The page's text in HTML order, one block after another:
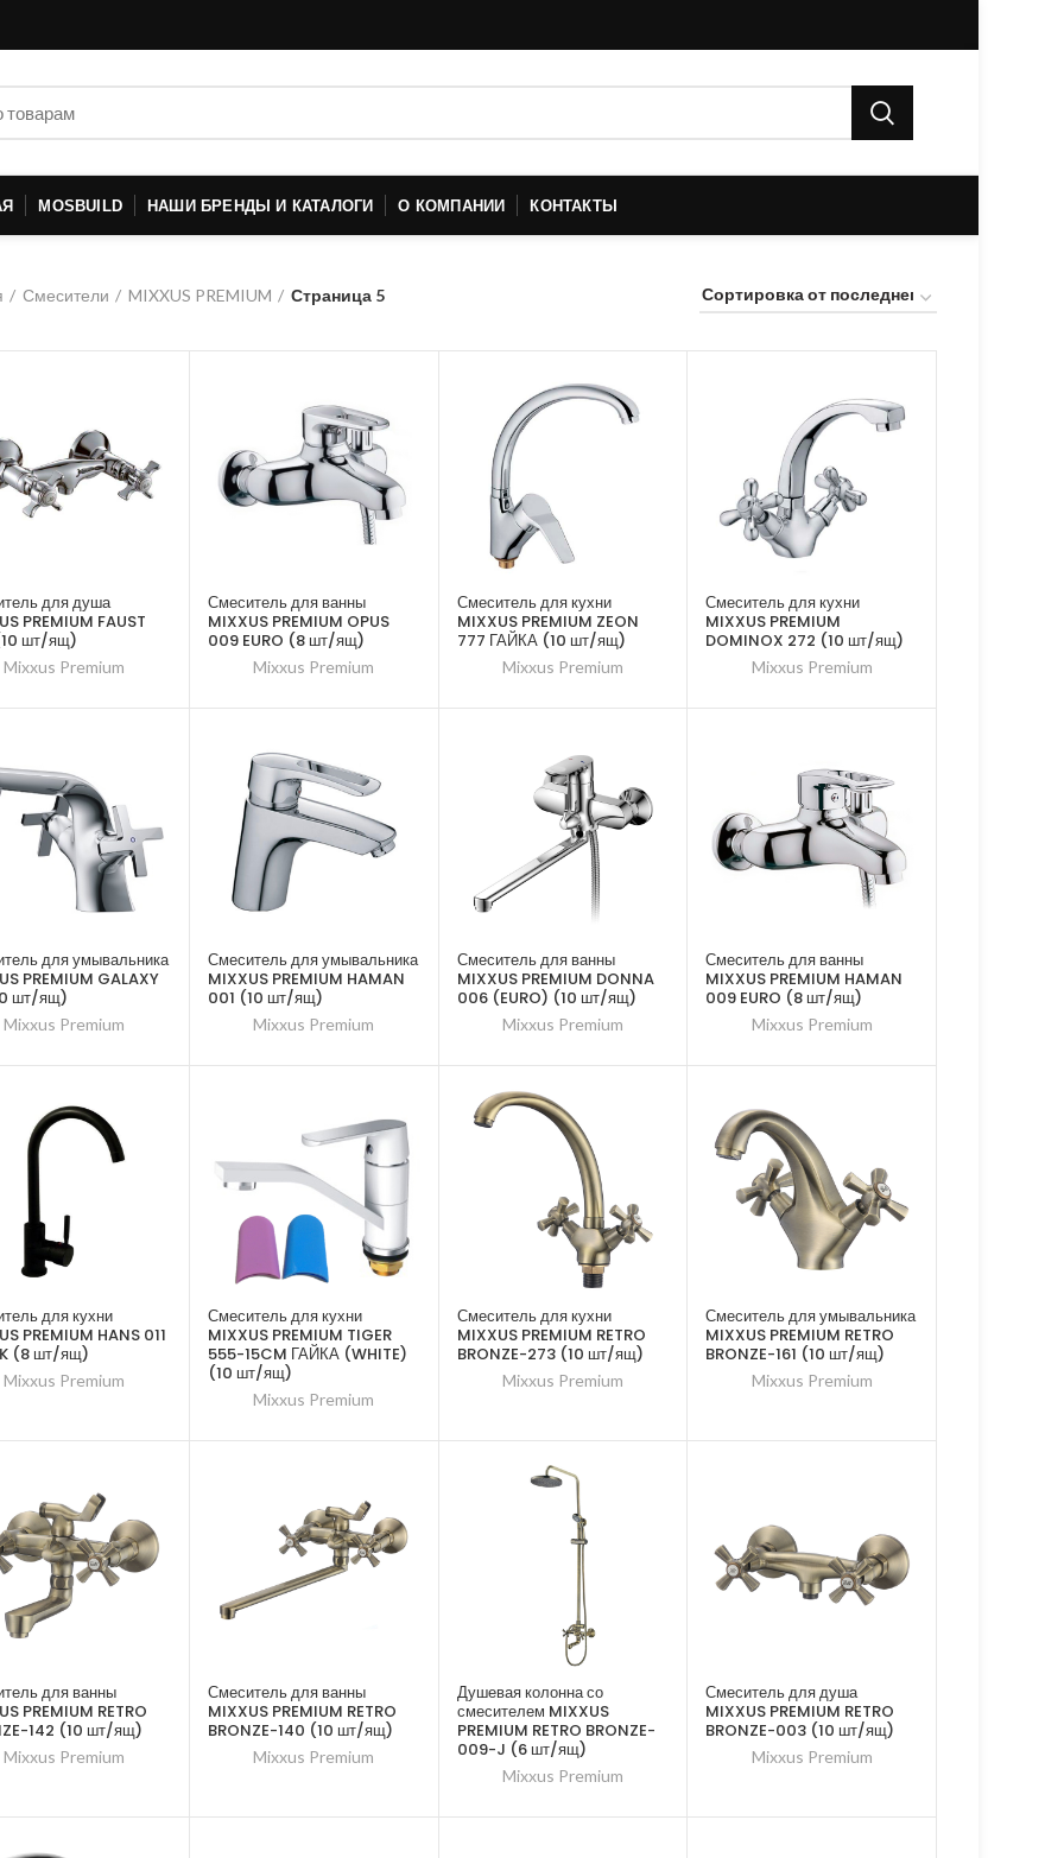
MOSBUILD НАШИ БРЕНДЫ И КАТАЛОГИ О КОМПАНИИ КОНТАКТЫ
Смесители MIXXUS PREMIUM Страница 5
для душа
PREMIUM FAUST
шт/ящ)
Mixxus Premium
Смеситель для ванны
MIXXUS PREMIUM OPUS
009 EURO (8 шт/ящ)
Mixxus Premium
Смеситель для кухни
MIXXUS PREMIUM ZEON
777 ГАЙКА (10 шт/ящ)
Mixxus Premium
Смеситель для кухни
MIXXUS PREMIUM
DOMINOX 272 (10 шт/ящ)
Mixxus Premium
для умывальника
PREMIUM GALAXY
шт/ящ)
Mixxus Premium
Смеситель для умывальника
MIXXUS PREMIUM HAMAN
001 (10 шт/ящ)
Mixxus Premium
Смеситель для ванны
MIXXUS PREMIUM DONNA
006 (EURO) (10 шт/ящ)
Mixxus Premium
Смеситель для ванны
MIXXUS PREMIUM HAMAN
009 EURO (8 шт/ящ)
Mixxus Premium
для кухни
PREMIUM HANS 011
(8 шт/ящ)
Mixxus Premium
Смеситель для кухни
MIXXUS PREMIUM TIGER
555-15CM ГАЙКА (WHITE)
(10 шт/ящ)
Mixxus Premium
Смеситель для кухни
MIXXUS PREMIUM RETRO
BRONZE-273 (10 шт/ящ)
Mixxus Premium
Смеситель для умывальника
MIXXUS PREMIUM RETRO
BRONZE-161 (10 шт/ящ)
Mixxus Premium
для ванны
PREMIUM RETRO
142 (10 шт/ящ)
Mixxus Premium
Смеситель для ванны
MIXXUS PREMIUM RETRO
BRONZE-140 (10 шт/ящ)
Mixxus Premium
Душевая колонна со
смесителем MIXXUS
PREMIUM RETRO BRONZE-
009-J (6 шт/ящ)
Mixxus Premium
Смеситель для душа
MIXXUS PREMIUM RETRO
BRONZE-003 (10 шт/ящ)
Mixxus Premium